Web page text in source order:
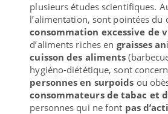
plusieurs études scientifiques.
l’alimentation, sont pointées du
consommation excessive de
d’aliments riches en graisses
cuisson des aliments
hygiéno-diététique, sont
personnes en surpoids ou
consommateurs de tabac et
personnes qui ne font pas